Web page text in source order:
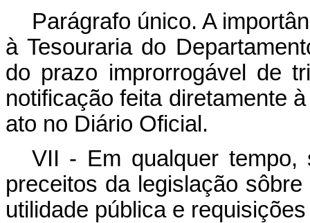
Parágrafo único. A
à Tesouraria do
do prazo improrrogável de
notificação feita diretamente
ato no Diário Oficial.
VII - Em qualquer tempo,
preceitos da legislação
utilidade pública e